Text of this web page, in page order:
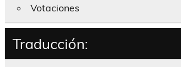
Votaciones
Traducción: